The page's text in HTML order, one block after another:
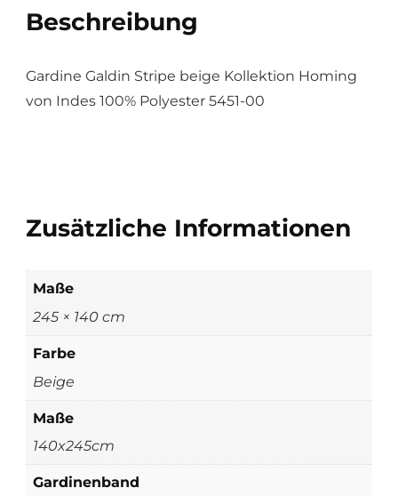
Beschreibung
Gardine Galdin Stripe beige Kollektion Homing
von Indes 100% Polyester 5451-00
Zusätzliche Informationen
Maße
245 × 140 cm
Farbe
Beige
Maße
140x245cm
Gardinenband